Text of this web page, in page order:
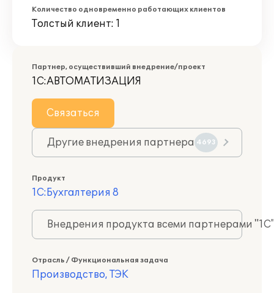
Количество одновременно работающих клиентов
Толстый клиент: 1
Партнер, осуществивший внедрение/проект
1С:АВТОМАТИЗАЦИЯ
Связаться
Другие внедрения партнера 4693
Продукт
1С:Бухгалтерия 8
Внедрения продукта всеми партнерами
Отрасль / Функциональная задача
Производство, ТЭК